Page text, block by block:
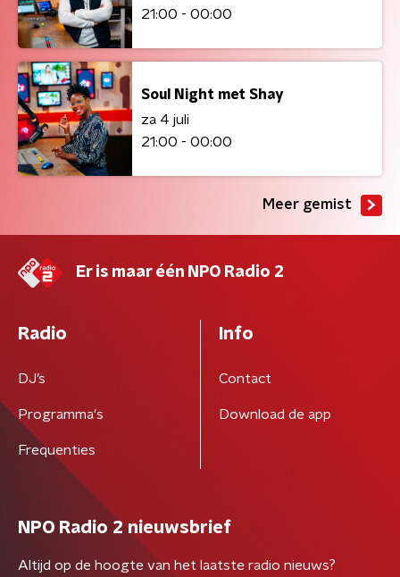
21:00 - 00:00
Soul Night met Shay
za 4 juli
21:00 - 00:00
Meer gemist
Er is maar één NPO Radio 2
Radio
DJ’s
Programma's
Frequenties
Info
Contact
Download de app
NPO Radio 2 nieuwsbrief
Altijd op de hoogte van het laatste radio nieuws?